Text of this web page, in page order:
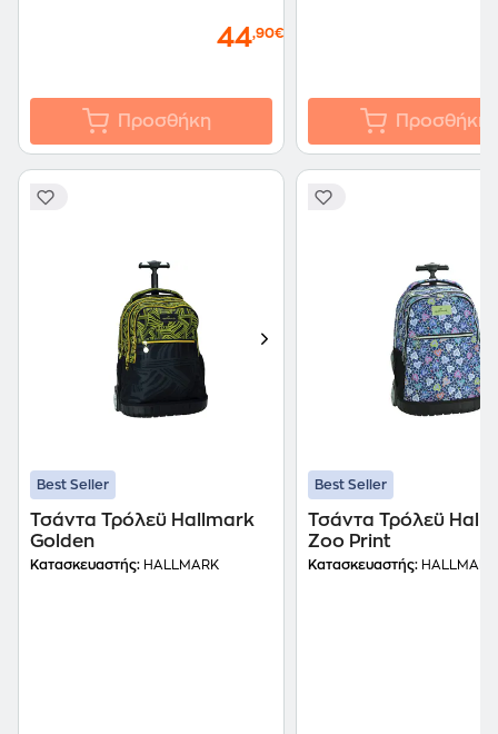
44,90€
Προσθήκη Προσθήκη
Best Seller
Τσάντα Τρόλεϋ Hallmark
Golden
Κατασκευαστής: HALLMARK
Best Seller
Τσάντα Τρόλεϋ
Zoo Print
Κατασκευαστής: HALLMARK